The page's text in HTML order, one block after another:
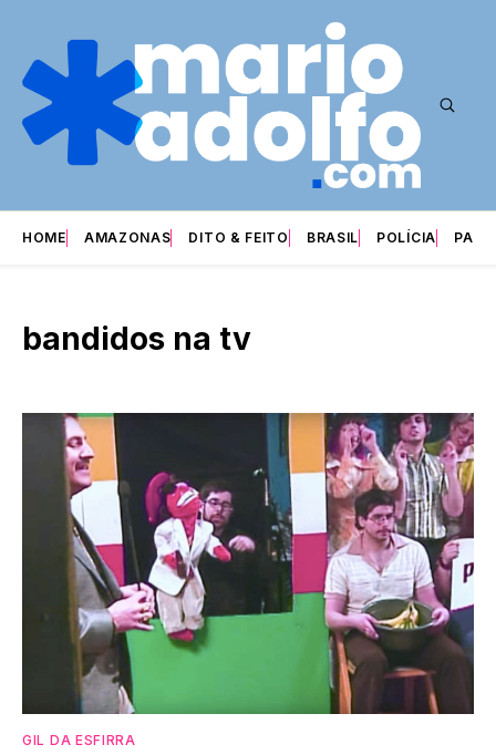
HOME AMAZONAS DITO & FEITO BRASIL POLÍCIA
bandidos na tv
GIL DA ESFIRRA